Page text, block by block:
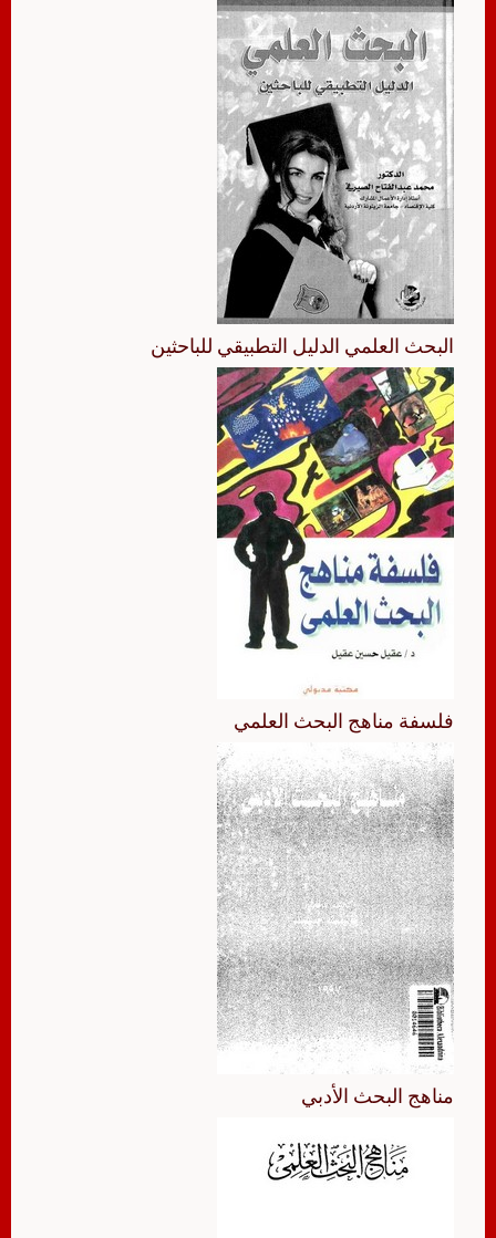
البحث العلمي الدليل التطبيقي للباحثين
فلسفة مناهج البحث العلمي
مناهج البحث الأدبي